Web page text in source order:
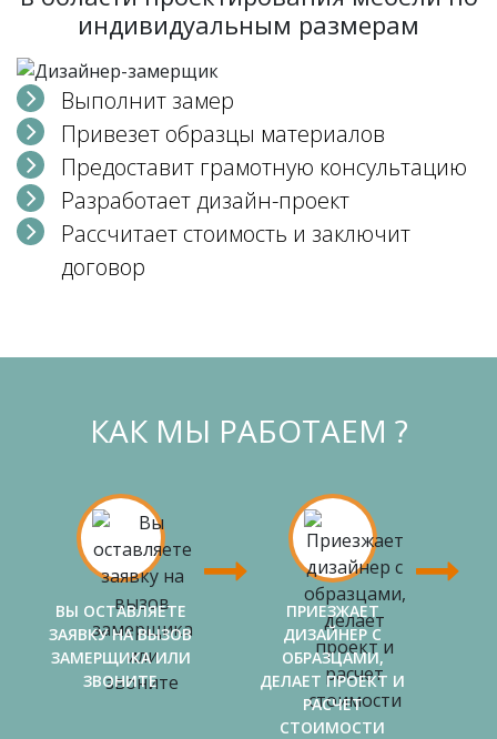
индивидуальным размерам
Выполнит замер
Привезет образцы материалов
Предоставит грамотную консультацию
Разработает дизайн-проект
Рассчитает стоимость и заключит
договор
КАК МЫ РАБОТАЕМ ?
ВЫ ОСТАВЛЯЕТЕ
ЗАЯВКУ НА ВЫЗОВ
ЗАМЕРЩИКА ИЛИ
ЗВОНИТЕ
ПРИЕЗЖАЕТ
ДИЗАЙНЕР С
ОБРАЗЦАМИ,
ДЕЛАЕТ ПРОЕКТ И
РАСЧЕТ
СТОИМОСТИ